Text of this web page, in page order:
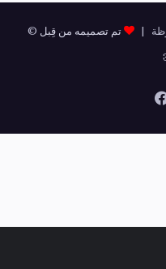
تم تصميمه من قِبل